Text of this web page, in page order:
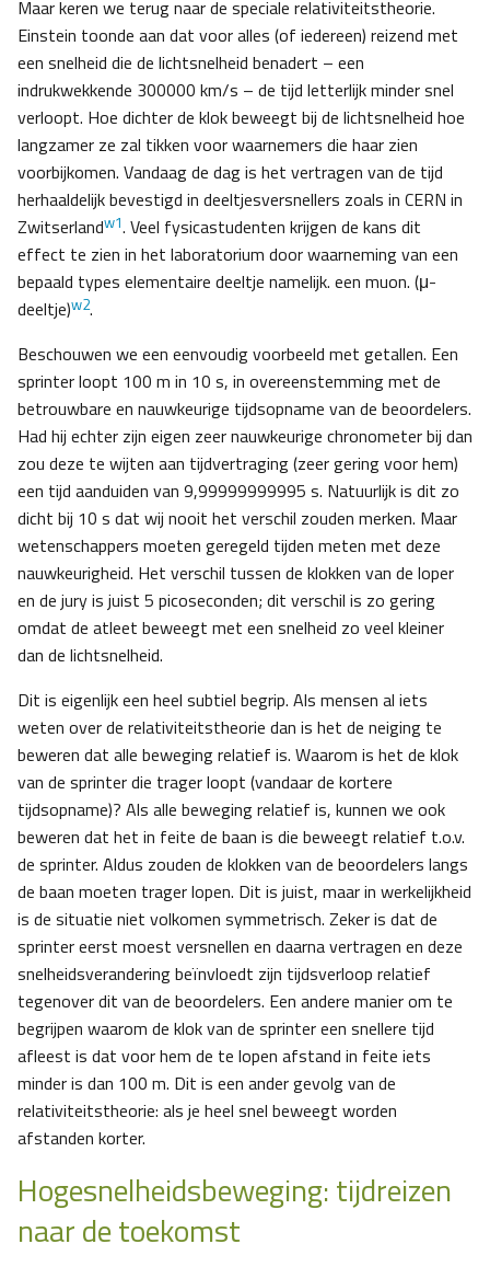
Maar keren we terug naar de speciale relativiteitstheorie.
Einstein toonde aan dat voor alles (of iedereen) reizend met
een snelheid die de lichtsnelheid benadert – een
indrukwekkende 300000 km/s – de tijd letterlijk minder snel
verloopt. Hoe dichter de klok beweegt bij de lichtsnelheid hoe
langzamer ze zal tikken voor waarnemers die haar zien
voorbijkomen. Vandaag de dag is het vertragen van de tijd
herhaaldelijk bevestigd in deeltjesversnellers zoals in CERN in
Zwitserlandw1. Veel fysicastudenten krijgen de kans dit
effect te zien in het laboratorium door waarneming van een
bepaald types elementaire deeltje namelijk. een muon. (μ-
deeltje)w2.
Beschouwen we een eenvoudig voorbeeld met getallen. Een
sprinter loopt 100 m in 10 s, in overeenstemming met de
betrouwbare en nauwkeurige tijdsopname van de beoordelers.
Had hij echter zijn eigen zeer nauwkeurige chronometer bij dan
zou deze te wijten aan tijdvertraging (zeer gering voor hem)
een tijd aanduiden van 9,99999999995 s. Natuurlijk is dit zo
dicht bij 10 s dat wij nooit het verschil zouden merken. Maar
wetenschappers moeten geregeld tijden meten met deze
nauwkeurigheid. Het verschil tussen de klokken van de loper
en de jury is juist 5 picoseconden; dit verschil is zo gering
omdat de atleet beweegt met een snelheid zo veel kleiner
dan de lichtsnelheid.
Dit is eigenlijk een heel subtiel begrip. Als mensen al iets
weten over de relativiteitstheorie dan is het de neiging te
beweren dat alle beweging relatief is. Waarom is het de klok
van de sprinter die trager loopt (vandaar de kortere
tijdsopname)? Als alle beweging relatief is, kunnen we ook
beweren dat het in feite de baan is die beweegt relatief t.o.v.
de sprinter. Aldus zouden de klokken van de beoordelers langs
de baan moeten trager lopen. Dit is juist, maar in werkelijkheid
is de situatie niet volkomen symmetrisch. Zeker is dat de
sprinter eerst moest versnellen en daarna vertragen en deze
snelheidsverandering beïnvloedt zijn tijdsverloop relatief
tegenover dit van de beoordelers. Een andere manier om te
begrijpen waarom de klok van de sprinter een snellere tijd
afleest is dat voor hem de te lopen afstand in feite iets
minder is dan 100 m. Dit is een ander gevolg van de
relativiteitstheorie: als je heel snel beweegt worden
afstanden korter.
Hogesnelheidsbeweging: tijdreizen
naar de toekomst